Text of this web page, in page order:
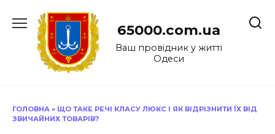
до
65000.com.ua
Ваш провідник у житті
Одеси
ГОЛОВНА » ЩО ТАКЕ РЕЧІ КЛАСУ ЛЮКС І ЯК ВІДРІЗНИТИ ЇХ ВІД
ЗВИЧАЙНИХ ТОВАРІВ?